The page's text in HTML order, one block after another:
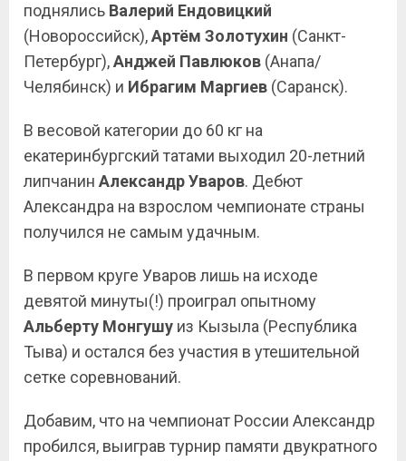
поднялись Валерий Ендовицкий
(Новороссийск),Артём Золотухин (Санкт-
Петербург),Анджей Павлюков (Анапа/
Челябинск) и Ибрагим Маргиев (Саранск).
В весовой категории до 60 кг на
екатеринбургский татами выходил 20-летний
липчанин Александр Уваров. Дебют
Александра на взрослом чемпионате страны
получился не самым удачным.
В первом круге Уваров лишь на исходе
девятой минуты(!) проиграл опытному
Альберту Монгушу из Кызыла (Республика
Тыва) и остался без участия в утешительной
сетке соревнований.
Добавим, что на чемпионат России Александр
пробился, выиграв турнир памяти двукратного